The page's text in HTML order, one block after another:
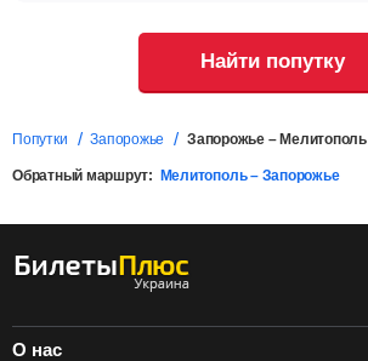
Найти попутку
Попутки Запорожье Запорожье – Мелитополь
Обратный маршрут: Мелитополь – Запорожье
О нас